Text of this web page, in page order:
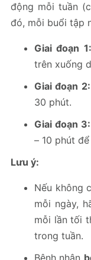
động mỗi tuần
đó, mỗi buổi tập
Giai đoạn 1:
trên xuống
Giai đoạn 2:
30 phút.
Giai đoạn 3:
– 10 phút
Lưu ý:
Nếu không
mỗi ngày,
mỗi lần tối
trong tuần.